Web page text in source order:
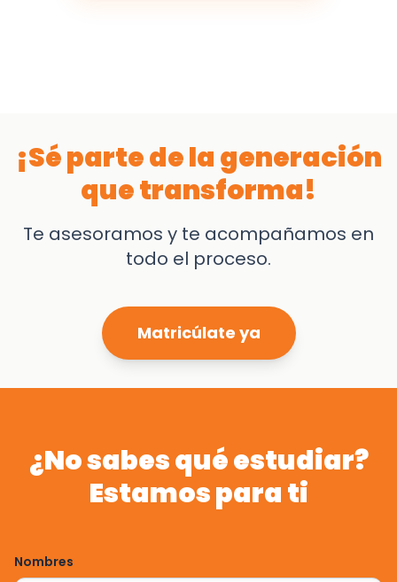
¡Sé parte de la generación
que transforma!
Te asesoramos y te acompañamos en
todo el proceso.
Matricúlate ya
¿No sabes qué estudiar?
Estamos para ti
Nombres